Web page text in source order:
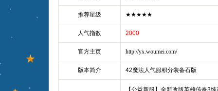
推荐星级 ★★★★★
人气指数 2000
官方主页 http://yx.woumei.com/
版本简介 42魔法人气服积分装备石版
【公益新服】全新改版英雄传奇3